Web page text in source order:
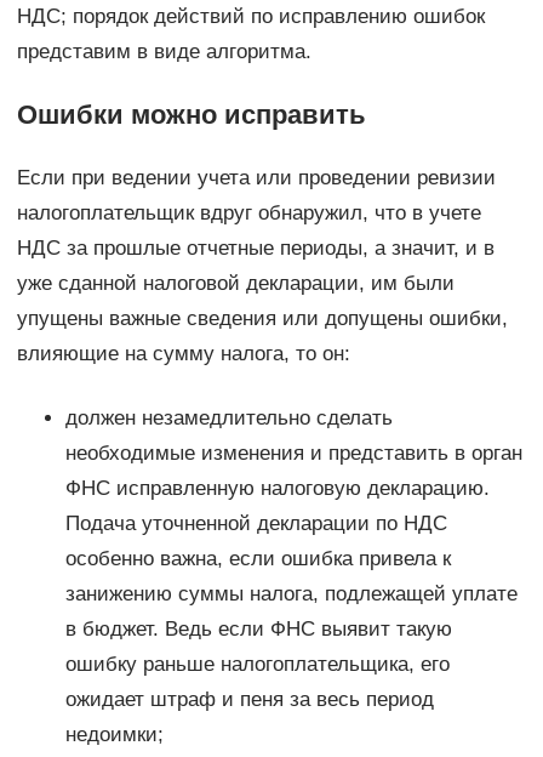
НДС; порядок действий по исправлению ошибок
представим в виде алгоритма.
Ошибки можно исправить
Если при ведении учета или проведении ревизии
налогоплательщик вдруг обнаружил, что в учете
НДС за прошлые отчетные периоды, а значит, и в
уже сданной налоговой декларации, им были
упущены важные сведения или допущены ошибки,
влияющие на сумму налога, то он:
должен незамедлительно сделать
необходимые изменения и представить в орган
ФНС исправленную налоговую декларацию.
Подача уточненной декларации по НДС
особенно важна, если ошибка привела к
занижению суммы налога, подлежащей уплате
в бюджет. Ведь если ФНС выявит такую
ошибку раньше налогоплательщика, его
ожидает штраф и пеня за весь период
недоимки;